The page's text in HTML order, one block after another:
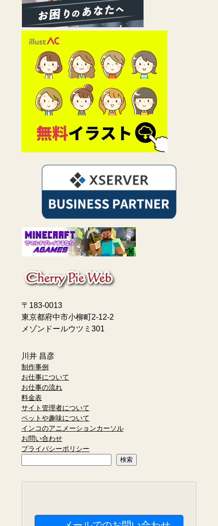
〒183-0013
東京都府中市小柳町2-12-2
メゾンドールウツミ301
川井 昌彦
制作事例
お仕事について
お仕事の流れ
料金表
サイト管理者について
ペットや趣味について
インコのアニメーションカーソル
お問い合わせ
プライバシーポリシー
検索